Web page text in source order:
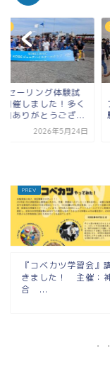
セーリング体験試
開催しました！多く
加ありがとうござ...
2026年5月24日
『コベカツ学習会』
きました！ 主催：
合 ...